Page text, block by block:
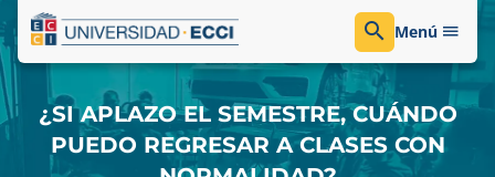
Menú
¿SI APLAZO EL SEMESTRE, CUÁNDO
PUEDO REGRESAR A CLASES CON